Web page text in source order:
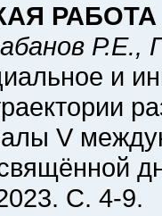
Р.Е.,
и
V
С. 4-9.